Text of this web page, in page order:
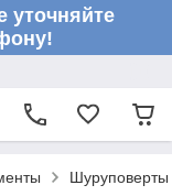
уточняйте
Шуруповерты